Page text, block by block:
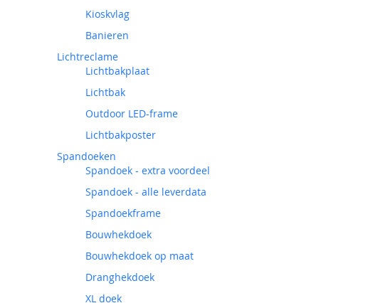
Kioskvlag
Banieren
Lichtreclame
Lichtbakplaat
Lichtbak
Outdoor LED-frame
Lichtbakposter
Spandoeken
Spandoek - extra voordeel
Spandoek - alle leverdata
Spandoekframe
Bouwhekdoek
Bouwhekdoek op maat
Dranghekdoek
XL doek